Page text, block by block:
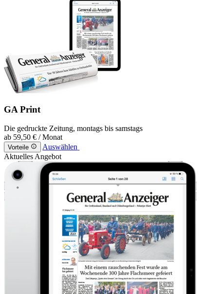
GA Print
Die gedruckte Zeitung, montags bis samstags
ab 59,50 € / Monat
Vorteile
Auswählen
Aktuelles Angebot